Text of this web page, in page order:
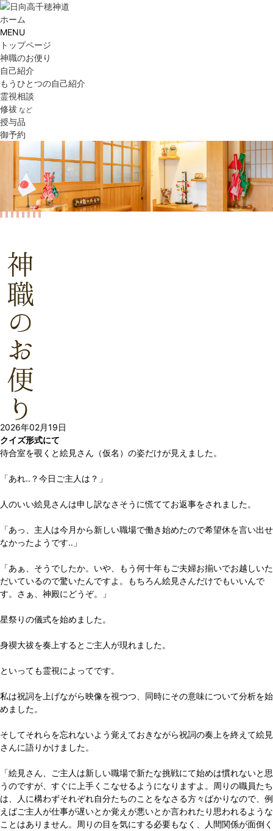
ホーム
MENU
トップページ
神職のお便り
自己紹介
もうひとつの自己紹介
霊視相談
修祓 など
授与品
御予約
2026年02月19日
クイズ形式にて
待合室を覗くと絵見さん（仮名）の姿だけが見えました。
「あれ‥？今日ご主人は？」
人のいい絵見さんは申し訳なさそうに慌ててお返事をされました。
「あっ、主人は今月から新しい職場で働き始めたので希望休を言い出せ
なかったようです‥」
「あぁ、そうでしたか。いや、もう何十年もご夫婦お揃いでお越しいた
だいているので驚いたんですよ。もちろん絵見さんだけでもいいんで
す。さぁ、神殿にどうぞ。」
星祭りの儀式を始めました。
身禊大祓を奏上するとご主人が現れました。
といっても霊視によってです。
私は祝詞を上げながら映像を視つつ、同時にその意味について分析を始
めました。
そしてそれらを忘れないよう覚えておきながら祝詞の奏上を終えて絵見
さんに語りかけました。
「絵見さん、ご主人は新しい職場で新たな挑戦にて始めは慣れないと思
うのですが、すぐに上手くこなせるようになりますよ。周りの職員たち
は、人に構わずそれぞれ自分たちのことをなさる方々ばかりなので、例
えばご主人が仕事が遅いとか覚えが悪いとか言われたり思われるような
ことはありません。周りの目を気にする必要もなく、人間関係が面倒く